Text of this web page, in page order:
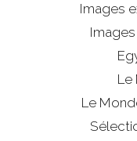
Images
Le
Le